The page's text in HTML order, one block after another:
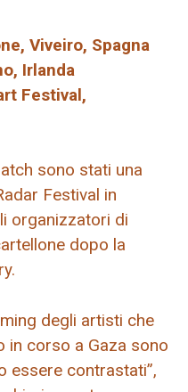
Viveiro, Spagna
Irlanda
Festival,
sono stati una
Festival in
organizzatori di
dopo la
degli artisti che
in corso a Gaza sono
essere contrastati”,